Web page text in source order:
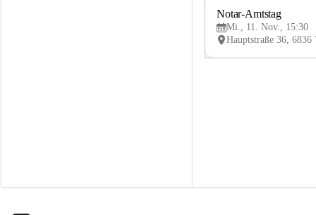
Notar-Amtstag
Mi., 11. Nov., 15:30